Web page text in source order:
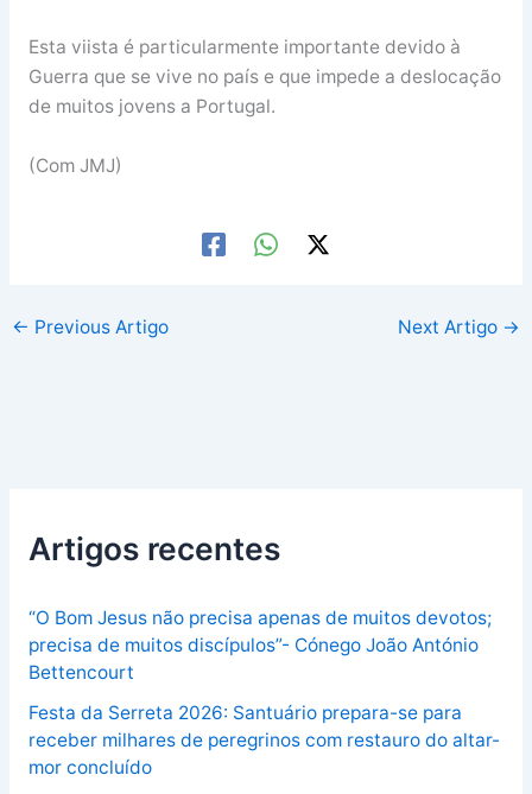
Esta viista é particularmente importante devido à
Guerra que se vive no país e que impede a deslocação
de muitos jovens a Portugal.
(Com JMJ)
← Previous Artigo Next Artigo →
Artigos recentes
“O Bom Jesus não precisa apenas de muitos devotos;
precisa de muitos discípulos”- Cónego João António
Bettencourt
Festa da Serreta 2026: Santuário prepara-se para
receber milhares de peregrinos com restauro do altar-
mor concluído